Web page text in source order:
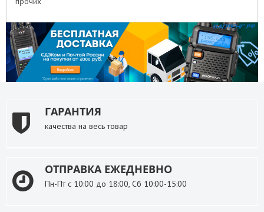
ГАРАНТИЯ
качества на весь товар
ОТПРАВКА ЕЖЕДНЕВНО
Пн-Пт с 10:00 до 18:00, Сб 10:00-15:00